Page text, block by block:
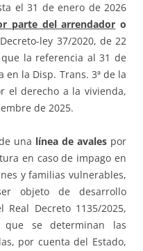
el 31 de enero de 2026
parte del arrendador o
ley 37/2020, de 22
la referencia al 31 de
la Disp. Trans. 3ª de la
el derecho a la vivienda,
de 2025.
una línea de avales por
en caso de impago en
y familias vulnerables,
objeto de desarrollo
Real Decreto 1135/2025,
se determinan las
por cuenta del Estado,